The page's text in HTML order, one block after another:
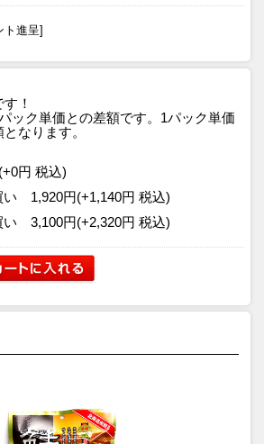
ト進呈]
！
ック単価との差額です。1パック単価
なります。
円 税込)
い 1,920円(+1,140円 税込)
い 3,100円(+2,320円 税込)